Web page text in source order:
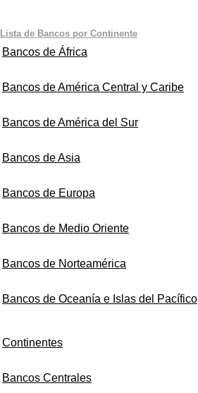
Lista de Bancos por Continente
Bancos de África
Bancos de América Central y Caribe
Bancos de América del Sur
Bancos de Asia
Bancos de Europa
Bancos de Medio Oriente
Bancos de Norteamérica
Bancos de Oceanía e Islas del Pacífico
Continentes
Bancos Centrales